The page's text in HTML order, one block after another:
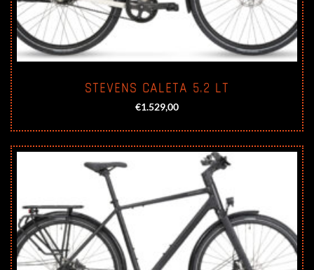
STEVENS CALETA 5.2 LT
€1.529,00